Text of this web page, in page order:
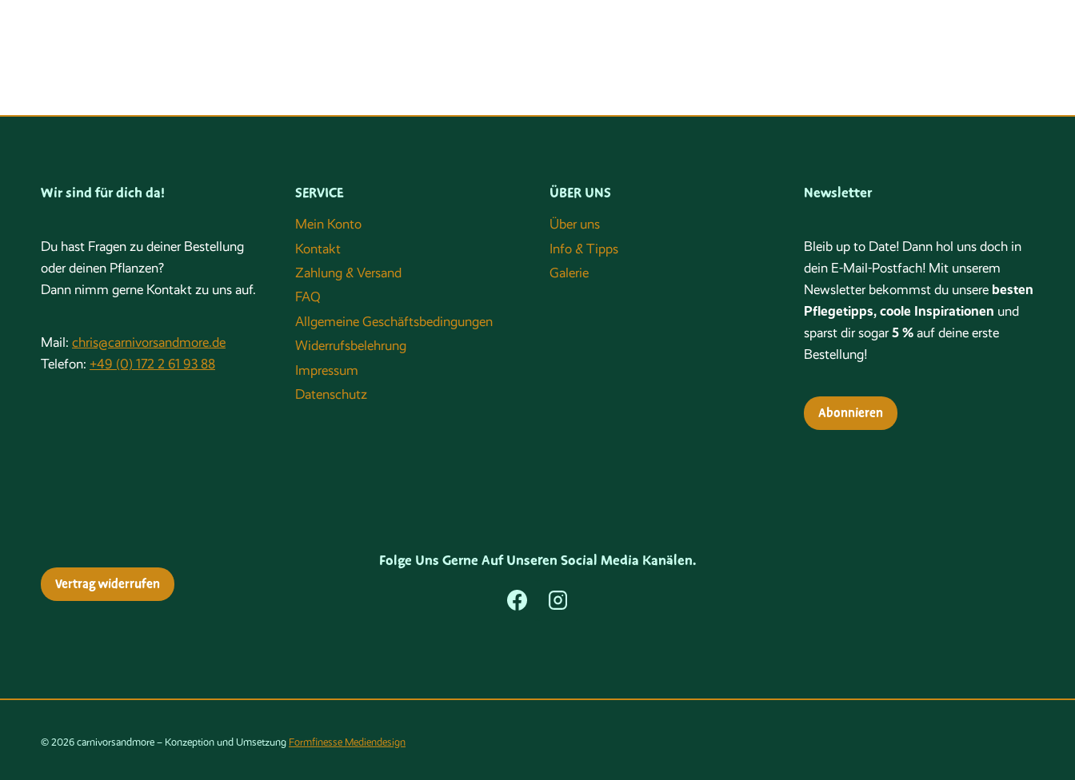
Wir sind für dich da!
Du hast Fragen zu deiner Bestellung
oder deinen Pflanzen?
Dann nimm gerne Kontakt zu uns auf.
Mail: chris@carnivorsandmore.de
Telefon: +49 (0) 172 2 61 93 88
SERVICE
Mein Konto
Kontakt
Zahlung & Versand
FAQ
Allgemeine Geschäftsbedingungen
Widerrufsbelehrung
Impressum
Datenschutz
ÜBER UNS
Über uns
Info & Tipps
Galerie
Newsletter
Bleib up to Date! Dann hol uns doch in
dein E-Mail-Postfach! Mit unserem
Newsletter bekommst du unsere besten
Pflegetipps, coole Inspirationen und
sparst dir sogar5 % auf deine erste
Bestellung!
Abonnieren
Vertrag widerrufen
Folge Uns Gerne Auf Unseren Social Media Kanälen.
© 2026 carnivorsandmore – Konzeption und Umsetzung Formfinesse Mediendesign